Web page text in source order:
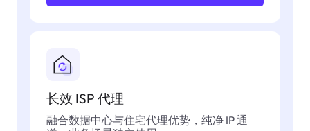
长效 ISP 代理
融合数据中心与住宅代理优势，纯净 IP 通